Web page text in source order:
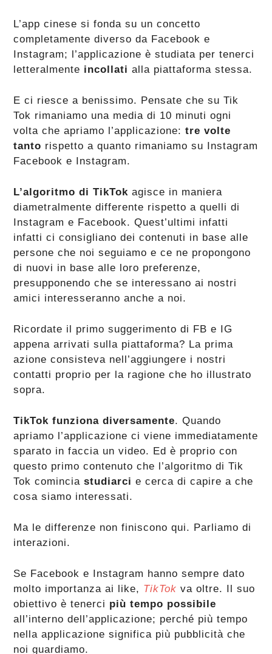
L’app cinese si fonda su un concetto
completamente diverso da Facebook e
Instagram; l’applicazione è studiata per tenerci
letteralmente incollati alla piattaforma stessa.
E ci riesce a benissimo. Pensate che su Tik
Tok rimaniamo una media di 10 minuti ogni
volta che apriamo l’applicazione:tre volte
tanto rispetto a quanto rimaniamo su Instagram
Facebook e Instagram.
L’algoritmo di TikTok agisce in maniera
diametralmente differente rispetto a quelli di
Instagram e Facebook. Quest’ultimi infatti
infatti ci consigliano dei contenuti in base alle
persone che noi seguiamo e ce ne propongono
di nuovi in base alle loro preferenze,
presupponendo che se interessano ai nostri
amici interesseranno anche a noi.
Ricordate il primo suggerimento di FB e IG
appena arrivati sulla piattaforma? La prima
azione consisteva nell’aggiungere i nostri
contatti proprio per la ragione che ho illustrato
sopra.
TikTok funziona diversamente. Quando
apriamo l’applicazione ci viene immediatamente
sparato in faccia un video. Ed è proprio con
questo primo contenuto che l’algoritmo di Tik
Tok cominciastudiarci e cerca di capire a che
cosa siamo interessati.
Ma le differenze non finiscono qui. Parliamo di
interazioni.
Se Facebook e Instagram hanno sempre dato
molto importanza ai like, TikTok va oltre. Il suo
obiettivo è tenerci più tempo possibile
all’interno dell’applicazione; perché più tempo
nella applicazione significa più pubblicità che
noi guardiamo.